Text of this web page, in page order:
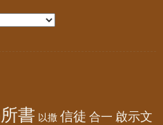
書 以撒 信徒 合一 啟示文